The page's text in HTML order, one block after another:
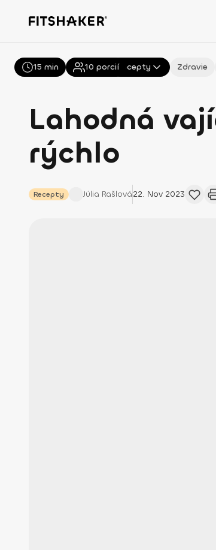
Všetky Recepty Zdravie
Lahodná
rýchlo
Recepty Júlia Rašlová22. Nov 2023
15 min 10 porcií